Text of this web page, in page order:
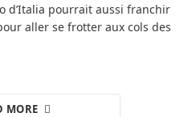
d’Italia pourrait aussi franchir
aller se frotter aux cols des
MORE